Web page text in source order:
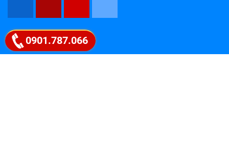
Google map
0901.787.066